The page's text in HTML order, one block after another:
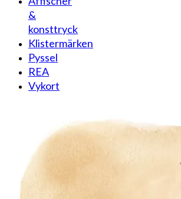
&
konsttryck
Klistermärken
Pyssel
REA
Vykort